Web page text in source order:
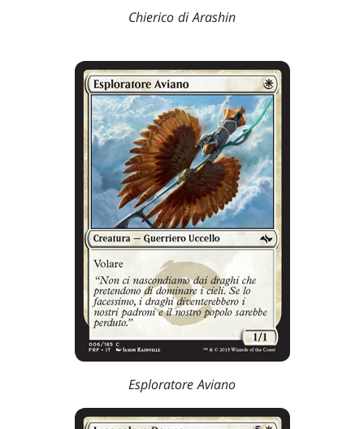
Chierico di Arashin
Esploratore Aviano